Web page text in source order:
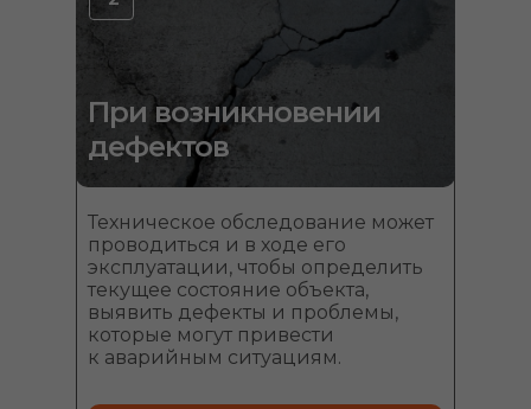
Техническое обследование может
проводиться и в ходе его
эксплуатации, чтобы определить
текущее состояние объекта,
выявить дефекты и проблемы,
которые могут привести
к аварийным ситуациям.
При возникновении
дефектов